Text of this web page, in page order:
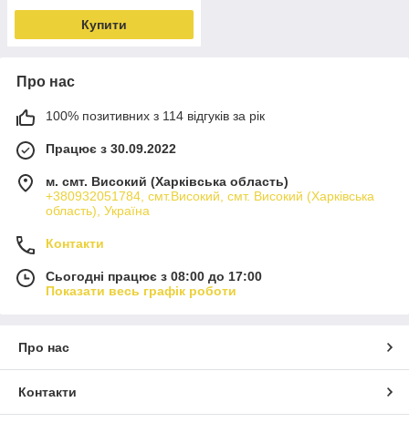
Купити
Про нас
100% позитивних з 114 відгуків за рік
Працює з 30.09.2022
м. смт. Високий (Харківська область)
+380932051784, смт.Високий, смт. Високий (Харківська
область), Україна
Контакти
Сьогодні працює з 08:00 до 17:00
Показати весь графік роботи
Про нас
Контакти